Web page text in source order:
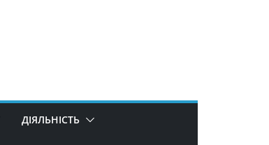
ДІЯЛЬНІСТЬ